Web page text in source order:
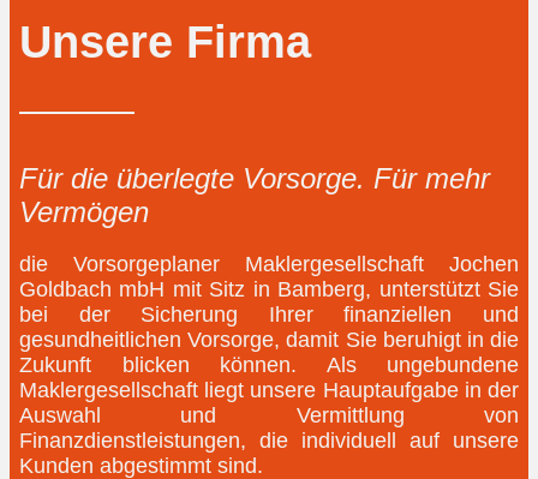
Unsere Firma
Für die überlegte Vorsorge. Für mehr
Vermögen
die Vorsorgeplaner Maklergesellschaft Jochen
Goldbach mbH mit Sitz in Bamberg, unterstützt Sie
bei der Sicherung Ihrer finanziellen und
gesundheitlichen Vorsorge, damit Sie beruhigt in die
Zukunft blicken können. Als ungebundene
Maklergesellschaft liegt unsere Hauptaufgabe in der
Auswahl und Vermittlung von
Finanzdienstleistungen, die individuell auf unsere
Kunden abgestimmt sind.